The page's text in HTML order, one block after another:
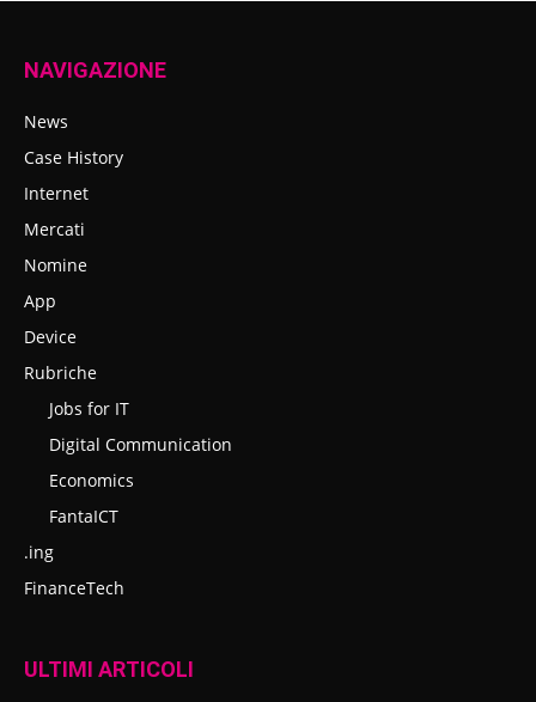
NAVIGAZIONE
News
Case History
Internet
Mercati
Nomine
App
Device
Rubriche
Jobs for IT
Digital Communication
Economics
FantaICT
.ing
FinanceTech
ULTIMI ARTICOLI